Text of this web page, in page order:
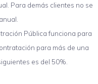
Para demás clientes no se
Pública funciona para
para más de una
es del 50%.